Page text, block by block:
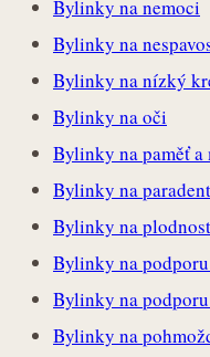
Bylinky na nemoci
Bylinky na
Bylinky na nízký
Bylinky na oči
Bylinky na paměť
Bylinky na
Bylinky na plodnost
Bylinky na
Bylinky na
Bylinky na